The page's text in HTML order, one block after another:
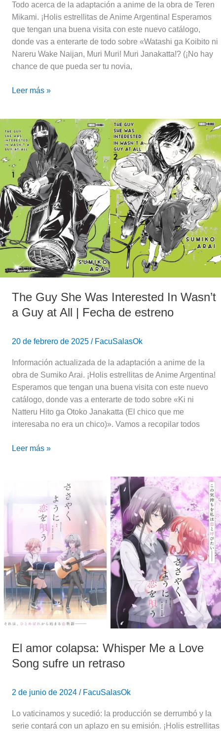
Todo acerca de la adaptación a anime de la obra de Teren
Mikami. ¡Holis estrellitas de Anime Argentina! Esperamos
que tengan una buena visita con este nuevo catálogo,
donde vas a enterarte de todo sobre «Watashi ga Koibito ni
Nareru Wake Naijan, Muri Muri! Muri Janakatta!? (¡No hay
chance de que pueda ser tu novia,
es?)
Leer más »
The Guy She Was Interested In Wasn’t
a Guy at All | Fecha de estreno
20 de febrero de 2025 / FacuSalasOk
Información actualizada de la adaptación a anime de la
obra de Sumiko Arai. ¡Holis estrellitas de Anime Argentina!
Esperamos que tengan una buena visita con este nuevo
catálogo, donde vas a enterarte de todo sobre «Ki ni
Natteru Hito ga Otoko Janakatta (El chico que me
interesaba no era un chico)». Vamos a recopilar todos
Guy
She
Was
Interested
In
Wasn’t
a
Guy
at
All
Fecha
estreno
Leer más »
El amor colapsa: Whisper Me a Love
Song sufre un retraso
2 de junio de 2024 / FacuSalasOk
Lo vaticinamos y sucedió: la producción se derrumbó y la
serie contará con un aplazo en su emisión. ¡Holis estrellitas
colapsa:
Whisper
Love
Song
sufre
un
retraso